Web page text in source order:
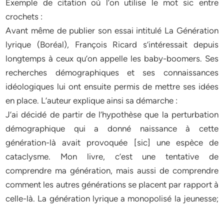
Exemple de citation où l’on utilise le mot sic entre
crochets :
Avant même de publier son essai intitulé La Génération
lyrique (Boréal), François Ricard s’intéressait depuis
longtemps à ceux qu’on appelle les baby-boomers. Ses
recherches démographiques et ses connaissances
idéologiques lui ont ensuite permis de mettre ses idées
en place. L’auteur explique ainsi sa démarche :
J’ai décidé de partir de l’hypothèse que la perturbation
démographique qui a donné naissance à cette
génération-là avait provoquée [sic] une espèce de
cataclysme. Mon livre, c’est une tentative de
comprendre ma génération, mais aussi de comprendre
comment les autres générations se placent par rapport à
celle-là. La génération lyrique a monopolisé la jeunesse;